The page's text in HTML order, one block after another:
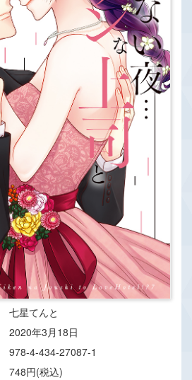
七星てんと
2020年3月18日
978-4-434-27087-1
748円(税込)